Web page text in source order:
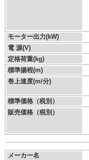
モーター出力(kW)
電 源(V)
定格荷重(kg)
標準揚程(m)
巻上速度(m/分)
標準価格（税別）
販売価格（税別）
メーカー名